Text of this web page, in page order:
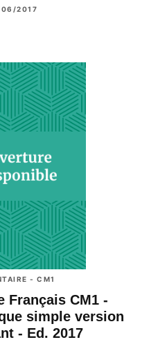
2017
- CM1
Français CM1 -
simple version
- Ed. 2017